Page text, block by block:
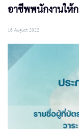
อาชีพพนักงานให้
18 August 2022